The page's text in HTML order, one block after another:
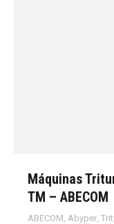
Máquinas
TM – ABECOM
ABECOM, Abyper,